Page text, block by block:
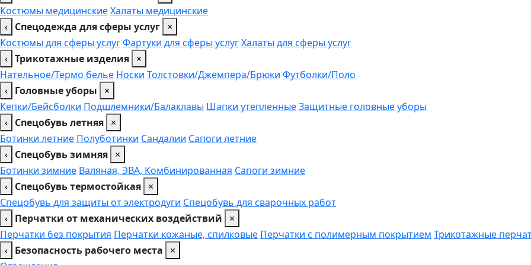
Костюмы медицинскиеХалаты медицинские
‹ Спецодежда для сферы услуг ×
Костюмы для сферы услугФартуки для сферы услугХалаты для сферы услуг
‹ Трикотажные изделия ×
Нательное/Термо белье Носки Толстовки/Джемпера/Брюки Футболки/Поло
‹ Головные уборы
×
Кепки/Бейсболки Подшлемники/Балаклавы Шапки утепленныеЗащитные головные уборы
‹ Спецобувь летняя ×
Ботинки летние Полуботинки Сандалии Сапоги летние
‹ Спецобувь зимняя ×
Ботинки зимние Валяная, ЭВА, Комбинированная Сапоги зимние
‹ Спецобувь термостойкая ×
Спецобувь для защиты от электродуги Спецобувь для сварочных работ
‹ Перчатки от механических воздействий
×
Перчатки без покрытия Перчатки кожаные, спилковые Перчатки с полимерным покрытием Трикотажные
‹ Безопасность рабочего места
×